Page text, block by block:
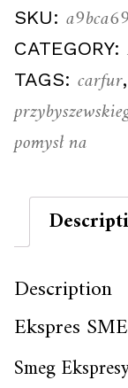
SKU:
CATEGORY:
TAGS: carfur,
pomysł na
Description
Ekspres
Smeg